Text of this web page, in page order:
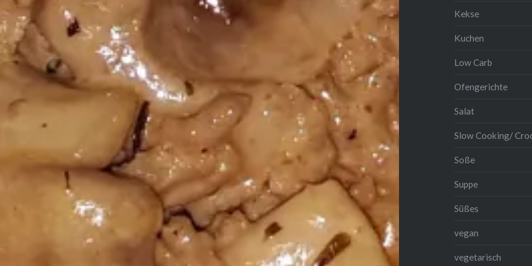
Kekse
Kuchen
Low Carb
Ofengerichte
Salat
Slow Cooking/
Soße
Suppe
Süßes
vegan
vegetarisch